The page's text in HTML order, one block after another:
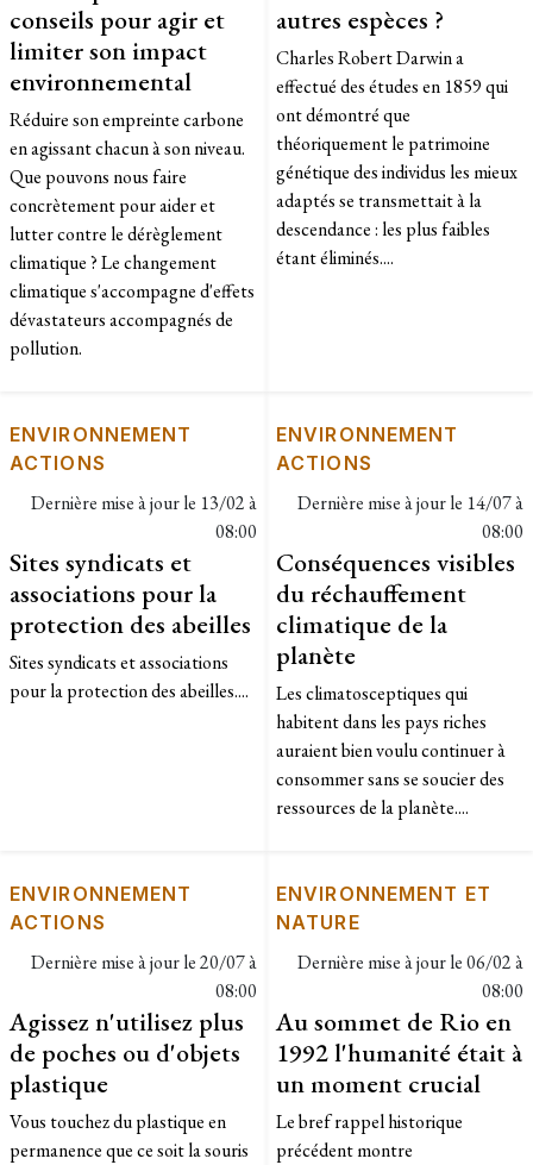
conseils pour agir et
limiter son impact
environnemental
Réduire son empreinte carbone
en agissant chacun à son niveau.
Que pouvons nous faire
concrètement pour aider et
lutter contre le dérèglement
climatique ? Le changement
climatique s'accompagne d'effets
dévastateurs accompagnés de
pollution.
autres espèces ?
Charles Robert Darwin a
effectué des études en 1859 qui
ont démontré que
théoriquement le patrimoine
génétique des individus les mieux
adaptés se transmettait à la
descendance : les plus faibles
étant éliminés....
ENVIRONNEMENT
ACTIONS
Dernière mise à jour le 13/02 à
08:00
Sites syndicats et
associations pour la
protection des abeilles
Sites syndicats et associations
pour la protection des abeilles....
ENVIRONNEMENT
ACTIONS
Dernière mise à jour le 14/07 à
08:00
Conséquences visibles
du réchauffement
climatique de la
planète
Les climatosceptiques qui
habitent dans les pays riches
auraient bien voulu continuer à
consommer sans se soucier des
ressources de la planète....
ENVIRONNEMENT
ACTIONS
Dernière mise à jour le20/07 à
08:00
Agissez n'utilisez plus
de poches ou d'objets
plastique
Vous touchez du plastique en
permanence que ce soit la souris
ENVIRONNEMENT ET
NATURE
Dernière mise à jour le06/02 à
08:00
Au sommet de Rio en
1992 l'humanité était à
un moment crucial
Le bref rappel historique
précédent montre